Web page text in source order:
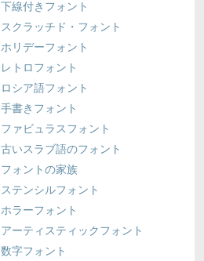
下線付きフォント
スクラッチド・フォント
ホリデーフォント
レトロフォント
ロシア語フォント
手書きフォント
ファビュラスフォント
古いスラブ語のフォント
フォントの家族
ステンシルフォント
ホラーフォント
アーティスティックフォント
数字フォント